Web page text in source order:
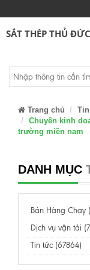
SẮT THÉP THỦ
Trang chủ
Chuyên kinh
trường miền nam
DANH MỤC
Bán Hàng Chạy
Dịch vụ vận tải
Tin tức (67864)